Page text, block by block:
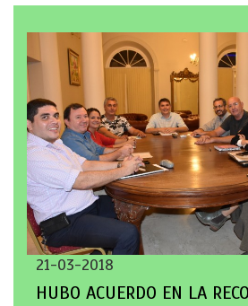
21-03-2018
HUBO ACUERDO EN LA